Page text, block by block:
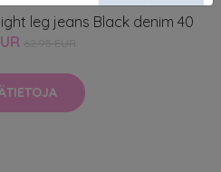
leg jeans Black denim 40